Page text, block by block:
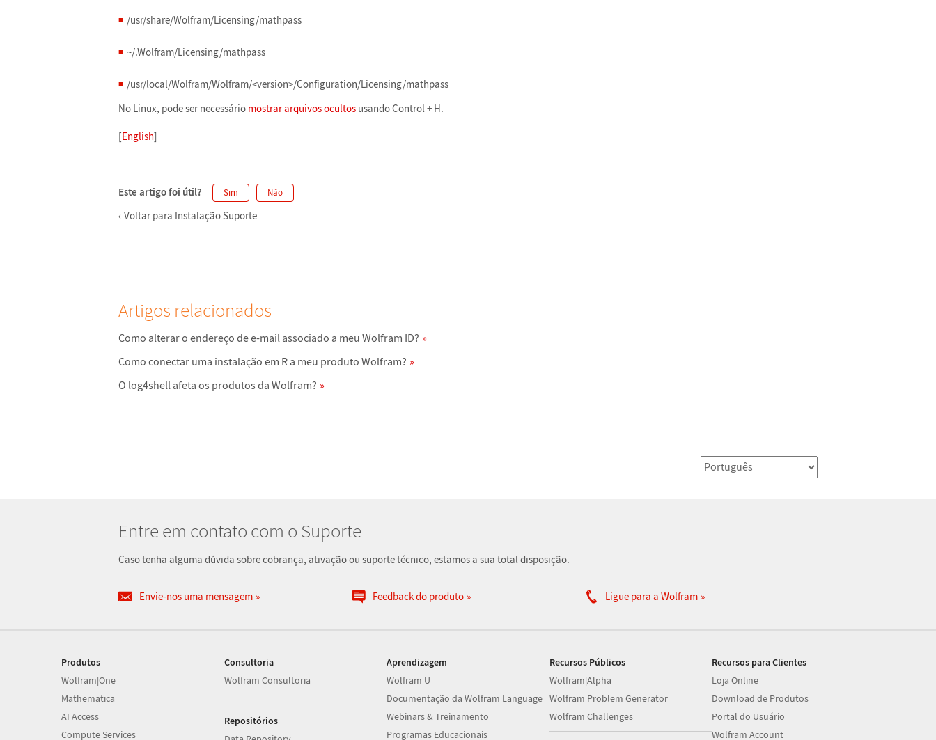
/usr/share/Wolfram/Licensing/mathpass
~/.Wolfram/Licensing/mathpass
/usr/local/Wolfram/Wolfram/<version>/Configuration/Licensing/mathpass
No Linux, pode ser necessário mostrar arquivos ocultos usando Control + H.
[English]
Este artigo foi útil? Sim Não
Voltar para Instalação Suporte
Artigos relacionados
Como alterar o endereço de e-mail associado a meu Wolfram ID?
Como conectar uma instalação em R a meu produto Wolfram?
O log4shell afeta os produtos da Wolfram?
Entre em contato com o Suporte
Caso tenha alguma dúvida sobre cobrança, ativação ou suporte técnico, estamos a sua total disposição.
Envie-nos uma mensagem Feedback do produto Ligue para a Wolfram
Produtos
Wolfram|One
Mathematica
AI Access
Compute Services
Consultoria
Wolfram Consultoria
Repositórios
Aprendizagem
Wolfram U
Documentação da Wolfram Language
Webinars & Treinamento
Programas Educacionais
Recursos Públicos
Wolfram|Alpha
Wolfram Problem Generator
Wolfram Challenges
Recursos para Clientes
Loja Online
Download de Produtos
Portal do Usuário
Wolfram Account